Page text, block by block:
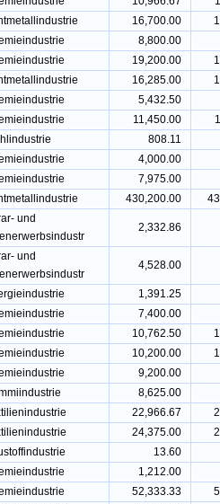
16,700.00
8,800.00
19,200.00
16,285.00
5,432.50
11,450.00
808.11
4,000.00
7,975.00
430,200.00
und
2,332.86
und
4,528.00
1,391.25
7,400.00
10,762.50
10,200.00
9,200.00
8,625.00
22,966.67
24,375.00
13.60
1,212.00
52,333.33